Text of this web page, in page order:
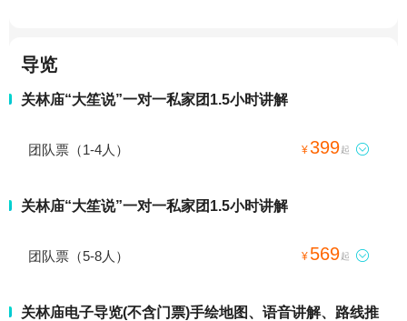
导览
关林庙“大笙说”一对一私家团1.5小时讲解
团队票（1-4人） ¥399起 
关林庙“大笙说”一对一私家团1.5小时讲解
团队票（5-8人） ¥ 569起 
关林庙电子导览(不含门票)手绘地图、语音讲解、路线推